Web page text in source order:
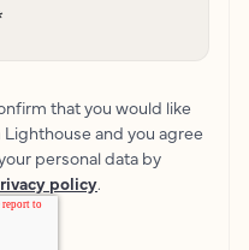
that you would like
and you agree
personal data by
policy.